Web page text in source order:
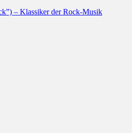
– Klassiker der Rock-Musik